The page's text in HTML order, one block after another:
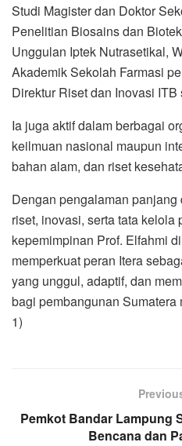
Studi Magister dan Doktor
Penelitian Biosains dan
Unggulan Iptek Nutrasetikal,
Akademik Sekolah Farmasi
Direktur Riset dan Inovasi ITB
Ia juga aktif dalam berbagai
keilmuan nasional maupun
bahan alam, dan riset
Dengan pengalaman
riset, inovasi, serta tata kelola
kepemimpinan Prof. Elfahmi
memperkuat peran Itera
yang unggul, adaptif, dan
bagi pembangunan
1)
Pemkot Bandar Lampung
Bencana dan